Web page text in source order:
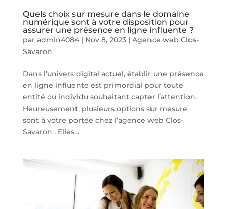
Quels choix sur mesure dans le domaine
numérique sont à votre disposition pour
assurer une présence en ligne influente ?
par admin4084| Nov 8, 2023| Agence web Clos-
Savaron
Dans l’univers digital actuel, établir une présence
en ligne influente est primordial pour toute
entité ou individu souhaitant capter l’attention.
Heureusement, plusieurs options sur mesure
sont à votre portée chez l’agence web Clos-
Savaron . Elles...